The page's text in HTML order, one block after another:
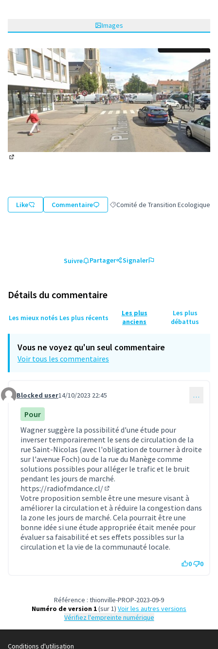
Images
Like Commentaire Filtrer les résultats de la catégorie :
Comité de Transition Ecologique
Suivre Partager Signaler
Détails du commentaire
Les mieux notés Les plus récents
Les plus
anciens
Les plus
débattus
Vous ne voyez qu'un seul commentaire
Voir tous les commentaires
Commentaire 2
Blocked user14/10/2023 22:45 …
Pour
Wagner suggère la possibilité d'une étude pour
inverser temporairement le sens de circulation de la
rue Saint-Nicolas (avec l'obligation de tourner à droite
sur l'avenue Foch) ou de la rue du Manège comme
solutions possibles pour alléger le trafic et le bruit
pendant les jours de marché.
https://radiofmdance.cl/
(Lien externe)
Votre proposition semble être une mesure visant à
améliorer la circulation et à réduire la congestion dans
la zone les jours de marché. Cela pourrait être une
bonne idée si une étude appropriée était menée pour
évaluer sa faisabilité et ses effets possibles sur la
circulation et la vie de la communauté locale.
0 0
Référence : thionville-PROP-2023-09-9
Numéro de version 1(sur 1)
voir les autres versions
Vérifiez l'empreinte numérique
Conditions d'utilisation